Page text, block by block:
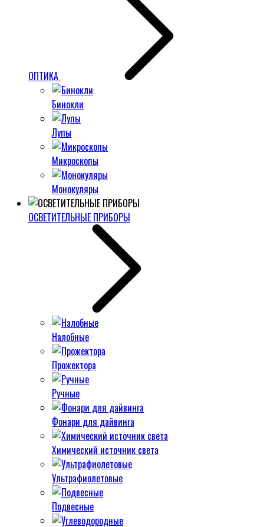
ОПТИКА
Бинокли
Лупы
Микроскопы
Монокуляры
ОСВЕТИТЕЛЬНЫЕ ПРИБОРЫ
Налобные
Прожектора
Ручные
Фонари для дайвинга
Химический источник света
Ультрафиолетовые
Подвесные